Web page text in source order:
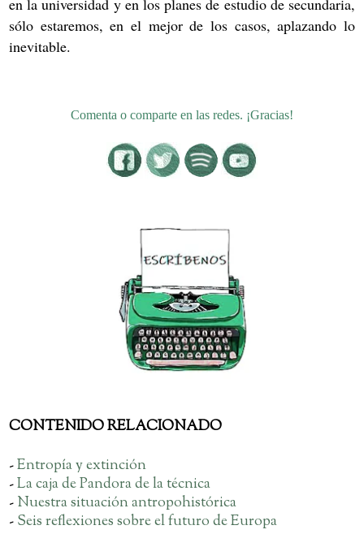
en la universidad y en los planes de estudio de secundaria,
sólo estaremos, en el mejor de los casos, aplazando lo
inevitable.
Comenta o comparte en las redes. ¡Gracias!
CONTENIDO RELACIONADO
-Entropía y extinción
-La caja de Pandora de la técnica
-Nuestra situación antropohistórica
-Seis reflexiones sobre el futuro de Europa